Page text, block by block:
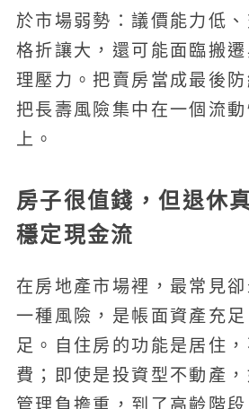
於市場弱勢：議價能力低
格折讓大，還可能面臨搬
理壓力。把賣房當成最後
把長壽風險集中在一個流
上。
房子很值錢，但退休
穩定現金流
在房地產市場裡，最常見
一種風險，是帳面資產充
足。自住房的功能是居住
費；即使是投資型不動產，